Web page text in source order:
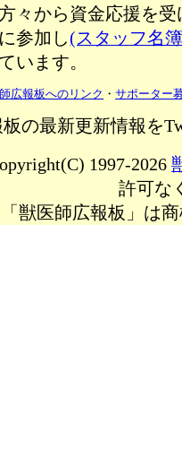
々から資金応援を受
参加し(スタッフ名
います。
広報板へのリンク ・サポーター
の最新更新情報を
1997-2026
許可な
「獣医師広報板」は